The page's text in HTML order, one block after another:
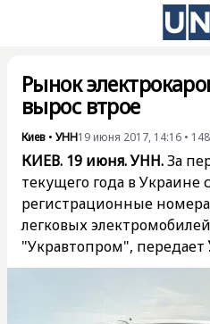
Рынок
вырос втрое
Киев • УНН19 июня 2017, 14:16 •
КИЕВ. 19 июня. УНН.За
текущего года в Украине
регистрационные
легковых
"Укравтопром", передает